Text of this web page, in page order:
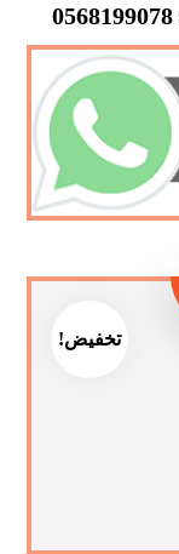
تخفيض!